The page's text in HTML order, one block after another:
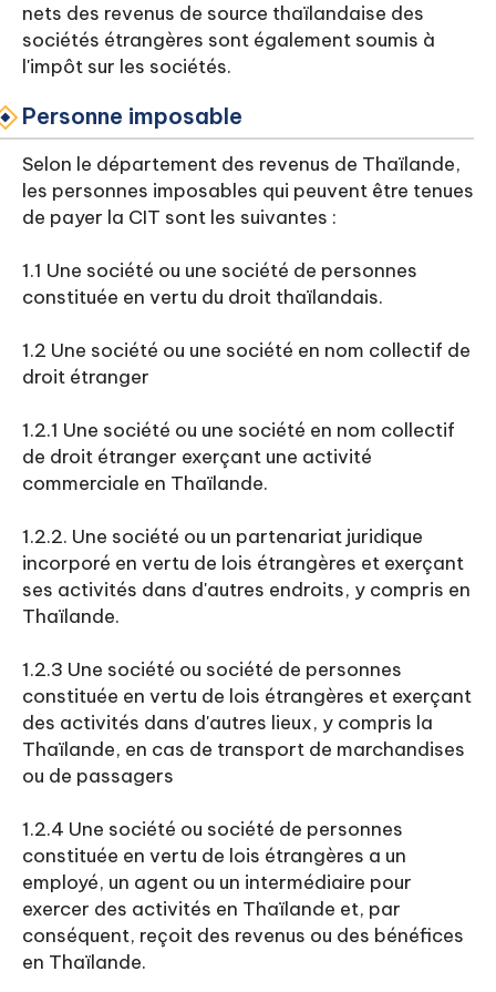
nets des revenus de source thaïlandaise des
sociétés étrangères sont également soumis à
l'impôt sur les sociétés.
Personne imposable
Selon le département des revenus de Thaïlande,
les personnes imposables qui peuvent être tenues
de payer la CIT sont les suivantes :
1.1 Une société ou une société de personnes
constituée en vertu du droit thaïlandais.
1.2 Une société ou une société en nom collectif de
droit étranger
1.2.1 Une société ou une société en nom collectif
de droit étranger exerçant une activité
commerciale en Thaïlande.
1.2.2. Une société ou un partenariat juridique
incorporé en vertu de lois étrangères et exerçant
ses activités dans d'autres endroits, y compris en
Thaïlande.
1.2.3 Une société ou société de personnes
constituée en vertu de lois étrangères et exerçant
des activités dans d'autres lieux, y compris la
Thaïlande, en cas de transport de marchandises
ou de passagers
1.2.4 Une société ou société de personnes
constituée en vertu de lois étrangères a un
employé, un agent ou un intermédiaire pour
exercer des activités en Thaïlande et, par
conséquent, reçoit des revenus ou des bénéfices
en Thaïlande.